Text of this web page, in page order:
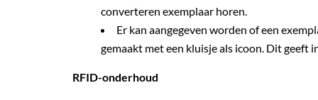
converteren exemplaar horen.
Er kan aangegeven worden of een
gemaakt met een kluisje als icoon. Dit geeft
RFID-onderhoud